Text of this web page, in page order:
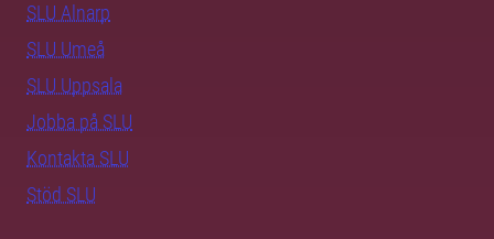
SLU Alnarp
SLU Umeå
SLU Uppsala
Jobba på SLU
Kontakta SLU
Stöd SLU